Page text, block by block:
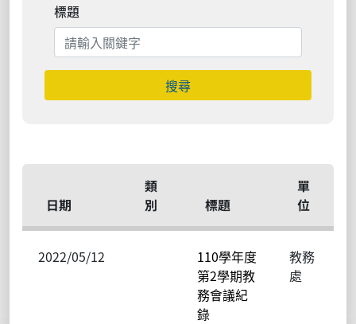
標題
搜尋
日期
類
別
標題
單
位
2022/05/12
110學年度
第2學期教
務會議紀
錄
教務
處